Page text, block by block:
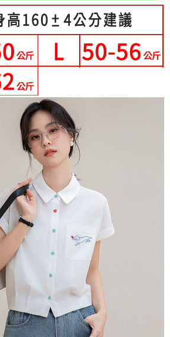
股份有限公司」（以下簡稱本公司）所提供，讓
務購買商品或服務，並由商店將買賣／分期付款
，依約使用本公司帳單繳交帳款。
付你分期」之契約關係目的，商店將以您的個人
址）提供予台灣大哥大進項蒐集、處理及利用，
帳單所需資料之確認、核對及更正。
閱以下連結：
式進行付款，方視為交易完成。
下不需立刻繳費，但若您需要取消訂單，請聯絡
先享後付 」之結帳頁面顯示為準，若有關於
消欲退款等相關疑問，請聯繫「AFTEE先享後付
support/home
限公司提供之「AFTEE先享後付」服務完成之交
內提供個人資料，並將交易相關給付款項請求債
公司。
，請瀏覽以下網址：
徵得法定代理人或監護人之同意方可使用
經同意申辦者引起之損失，本公司不負相關責
」時，將依據個別帳號之用戶狀況，依本公司即
；若仍有額度不足之情形，本公司將視審查結果
或使用他人資訊註冊。若發現惡意使用之情形，
權停止該用戶之使用額度並採取法律行動。
含以上)免運費
含以上)免運費
含以上)免運費
含以上)免運費
含以上)免運費
含以上)免運費
含以上)免運費